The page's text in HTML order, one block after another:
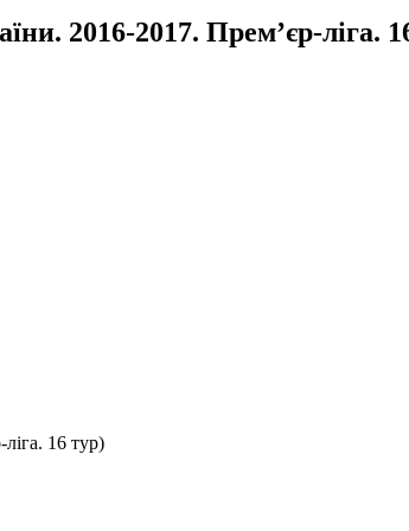
2016-2017. Прем’єр-ліга.
16 тур)